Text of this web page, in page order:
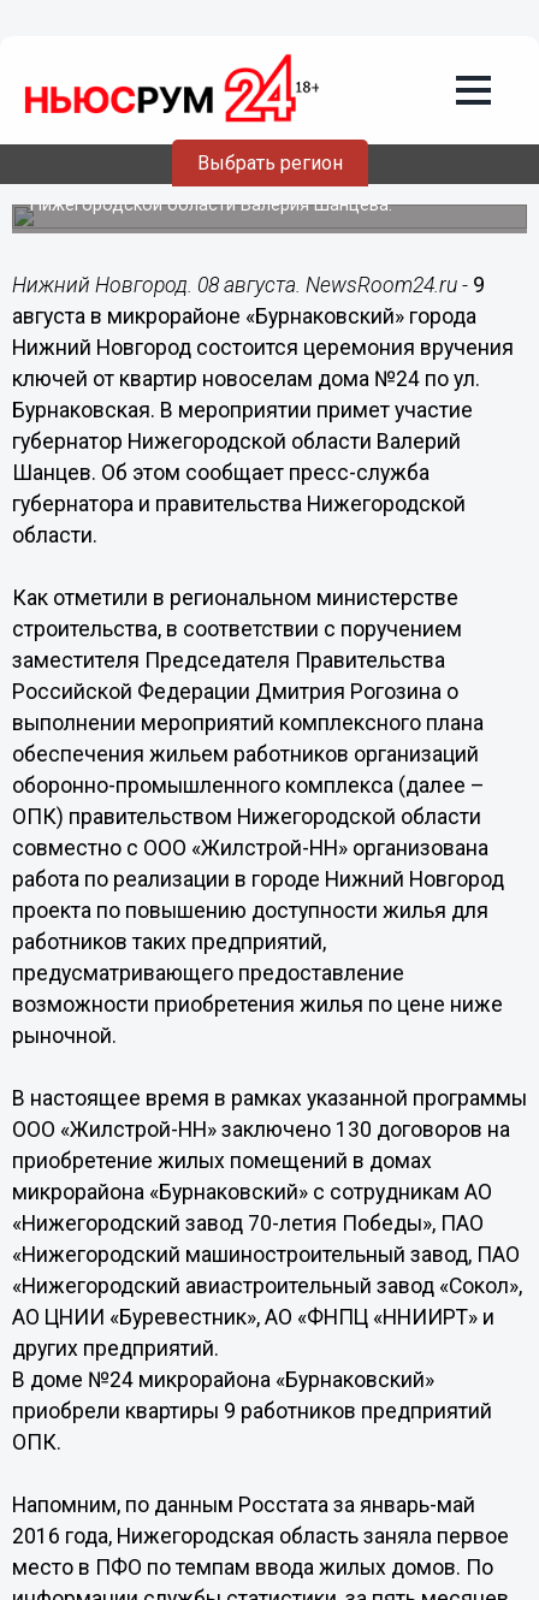
Выбрать регион
В микрорайоне «Бурнаковский»
отпразднуют новоселье семьи
работников предприятий оборонно-
промышленного комплекса
Ключи от квартир новоселы получат из рук губернатора
Нижегородской области Валерия Шанцева.
Нижний Новгород. 08 августа. NewsRoom24.ru - 9
августа в микрорайоне «Бурнаковский» города
Нижний Новгород состоится церемония вручения
ключей от квартир новоселам дома №24 по ул.
Бурнаковская. В мероприятии примет участие
губернатор Нижегородской области Валерий
Шанцев. Об этом сообщает пресс-служба
губернатора и правительства Нижегородской
области.
Как отметили в региональном министерстве
строительства, в соответствии с поручением
заместителя Председателя Правительства
Российской Федерации Дмитрия Рогозина о
выполнении мероприятий комплексного плана
обеспечения жильем работников организаций
оборонно-промышленного комплекса (далее –
ОПК) правительством Нижегородской области
совместно с ООО «Жилстрой-НН» организована
работа по реализации в городе Нижний Новгород
проекта по повышению доступности жилья для
работников таких предприятий,
предусматривающего предоставление
возможности приобретения жилья по цене ниже
рыночной.
В настоящее время в рамках указанной программы
ООО «Жилстрой-НН» заключено 130 договоров на
приобретение жилых помещений в домах
микрорайона «Бурнаковский» с сотрудникам АО
«Нижегородский завод 70-летия Победы», ПАО
«Нижегородский машиностроительный завод, ПАО
«Нижегородский авиастроительный завод «Сокол»,
АО ЦНИИ «Буревестник», АО «ФНПЦ «ННИИРТ» и
других предприятий.
В доме №24 микрорайона «Бурнаковский»
приобрели квартиры 9 работников предприятий
ОПК.
Напомним, по данным Росстата за январь-май
2016 года, Нижегородская область заняла первое
место в ПФО по темпам ввода жилых домов. По